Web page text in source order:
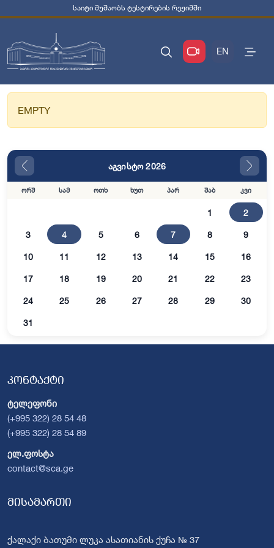
საიტი მუშაობს ტესტირების რეჟიმში
EN
EMPTY
აგვისტო 2026
ორშ სამ ოთხ ხუთ პარ შაბ კვი
1 2
3 4 5 6 7 8 9
10 11 12 13 14 15 16
17 18 19 20 21 22 23
24 25 26 27 28 29 30
31
კონტაქტი
ტელეფონი
(+995 322) 28 54 48
(+995 322) 28 54 89
ელ.ფოსტა
contact@sca.ge
მისამართი
ქალაქი ბათუმი ლუკა ასათიანის ქუჩა № 37